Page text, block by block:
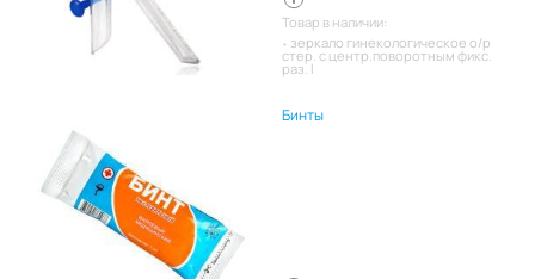
Товар в наличии:
зеркало гинекологическое о/р
стер. с центр.поворотным фикс.
раз. l
Бинты